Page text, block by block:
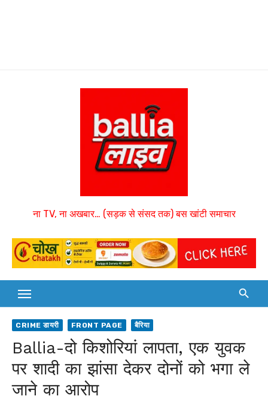
ना TV, ना अखबार… (सड़क से संसद तक) बस खांटी समाचार
CRIME डायरी FRONT PAGE बैरिया
Ballia-दो किशोरियां लापता, एक युवक
पर शादी का झांसा देकर दोनों को भगा ले
जाने का आरोप